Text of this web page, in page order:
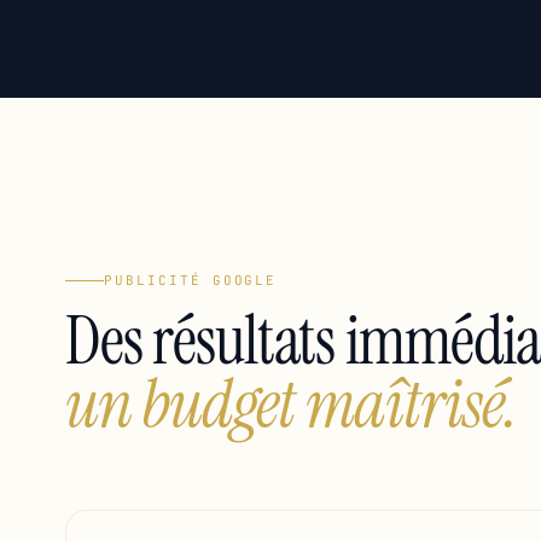
PUBLICITÉ GOOGLE
Des résultats
un budget maîtrisé.